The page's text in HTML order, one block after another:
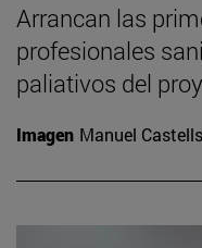
Arrancan las
profesionales
paliativos del
Imagen Manuel Castells